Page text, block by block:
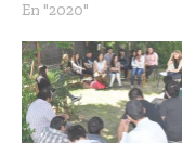
En "2020"